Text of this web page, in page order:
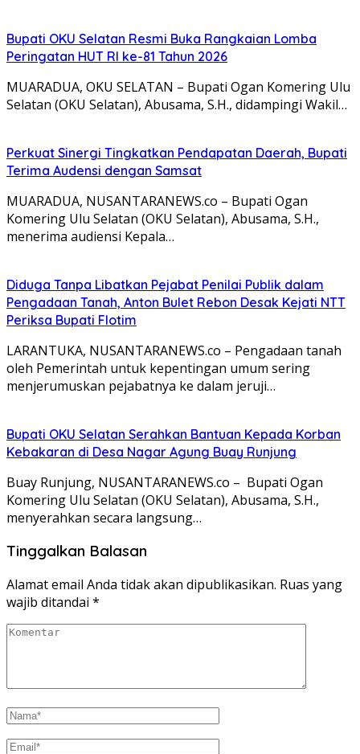
Bupati OKU Selatan Resmi Buka Rangkaian Lomba
Peringatan HUT RI ke-81 Tahun 2026
MUARADUA, OKU SELATAN – Bupati Ogan Komering Ulu
Selatan (OKU Selatan), Abusama, S.H., didampingi Wakil…
Perkuat Sinergi Tingkatkan Pendapatan Daerah, Bupati
Terima Audensi dengan Samsat
MUARADUA, NUSANTARANEWS.co – Bupati Ogan
Komering Ulu Selatan (OKU Selatan), Abusama, S.H.,
menerima audiensi Kepala…
Diduga Tanpa Libatkan Pejabat Penilai Publik dalam
Pengadaan Tanah, Anton Bulet Rebon Desak Kejati NTT
Periksa Bupati Flotim
LARANTUKA, NUSANTARANEWS.co – Pengadaan tanah
oleh Pemerintah untuk kepentingan umum sering
menjerumuskan pejabatnya ke dalam jeruji…
Bupati OKU Selatan Serahkan Bantuan Kepada Korban
Kebakaran di Desa Nagar Agung Buay Runjung
Buay Runjung, NUSANTARANEWS.co – Bupati Ogan
Komering Ulu Selatan (OKU Selatan), Abusama, S.H.,
menyerahkan secara langsung…
Tinggalkan Balasan
Alamat email Anda tidak akan dipublikasikan. Ruas yang
wajib ditandai *